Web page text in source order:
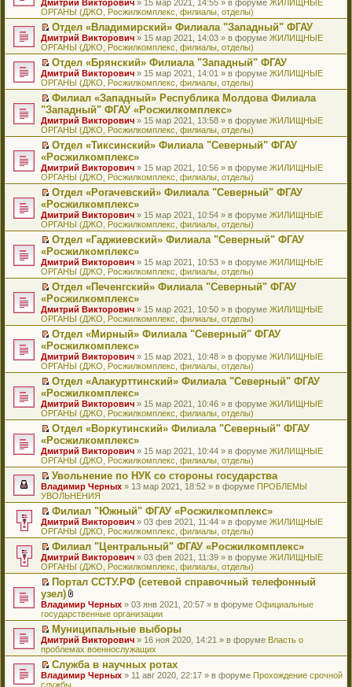
ю
б
щ
е
н
и
ю
м
у
с
о
о
б
щ
е
н
и
ю
т
а
н
н
о
м
у
с
о
о
б
щ
е
н
и
ю
п
р
о
ч
и
т
а
н
н
о
м
у
с
о
о
б
щ
е
н
и
ю
о
м
у
н
е
п
р
о
ч
и
т
а
н
н
о
м
у
с
о
о
б
щ
е
н
и
ю
к
п
е
р
в
о
м
у
н
е
п
р
о
ч
и
т
а
н
н
о
м
у
с
о
о
б
щ
е
н
и
ю
р
е
й
т
и
к
п
е
р
в
о
м
у
н
е
п
р
о
ч
и
т
а
н
н
о
м
у
с
о
о
б
щ
е
н
и
ю
Дмитрий Викторович » 15 мар 2021, 14:55 » в форуме ЖИЛИЩНЫЕ
ОРГАНЫ (ДЖО, Росжилкомплекс, филиалы, отделы)
П
е
р
е
й
т
и
к
п
е
р
в
о
м
у
н
е
п
р
о
ч
и
т
а
н
н
о
м
у
с
о
о
б
щ
е
н
и
ю
Отдел «Владимирский» Филиала "Западный" ФГАУ
Дмитрий Викторович » 15 мар 2021, 14:03 » в форуме ЖИЛИЩНЫЕ
ОРГАНЫ (ДЖО, Росжилкомплекс, филиалы, отделы)
П
е
р
е
й
т
и
к
п
е
р
в
о
м
у
н
е
п
р
о
ч
и
т
а
н
н
о
м
у
с
о
о
б
щ
е
н
и
ю
Отдел «Брянский» Филиала "Западный" ФГАУ
Дмитрий Викторович » 15 мар 2021, 14:01 » в форуме ЖИЛИЩНЫЕ
ОРГАНЫ (ДЖО, Росжилкомплекс, филиалы, отделы)
П
е
р
е
й
т
к
п
е
р
о
м
у
н
п
р
о
ч
т
а
н
н
м
у
с
о
б
щ
е
н
ю
Филиал «Западный» Республика Молдова Филиала
"Западный" ФГАУ «Росжилкомплекс»
Дмитрий Викторович » 15 мар 2021, 13:58 » в форуме ЖИЛИЩНЫЕ
ОРГАНЫ (ДЖО, Росжилкомплекс, филиалы, отделы)
П
р
е
й
т
к
п
е
р
о
м
у
н
п
р
о
ч
т
а
н
н
м
у
с
о
б
щ
е
н
и
ю
Отдел «Тиксинский» Филиала "Северный" ФГАУ
«Росжилкомплекс»
Дмитрий Викторович » 15 мар 2021, 10:56 » в форуме ЖИЛИЩНЫЕ
ОРГАНЫ (ДЖО, Росжилкомплекс, филиалы, отделы)
П
р
е
й
т
к
п
е
р
о
м
у
н
п
р
о
ч
т
а
н
н
м
у
с
о
о
б
щ
е
н
и
ю
Отдел «Рогачевский» Филиала "Северный" ФГАУ
«Росжилкомплекс»
Дмитрий Викторович » 15 мар 2021, 10:54 » в форуме ЖИЛИЩНЫЕ
ОРГАНЫ (ДЖО, Росжилкомплекс, филиалы, отделы)
П
р
е
й
т
к
п
е
р
о
м
у
н
п
р
о
ч
т
а
н
н
о
м
у
с
о
о
б
щ
е
н
и
ю
Отдел «Гаджиевский» Филиала "Северный" ФГАУ
«Росжилкомплекс»
Дмитрий Викторович » 15 мар 2021, 10:53 » в форуме ЖИЛИЩНЫЕ
ОРГАНЫ (ДЖО, Росжилкомплекс, филиалы, отделы)
П
р
е
й
т
к
п
е
р
о
м
у
н
п
р
о
ч
и
т
а
н
н
о
м
у
с
о
о
б
щ
е
н
и
ю
Отдел «Печенгский» Филиала "Северный" ФГАУ
«Росжилкомплекс»
Дмитрий Викторович » 15 мар 2021, 10:50 » в форуме ЖИЛИЩНЫЕ
ОРГАНЫ (ДЖО, Росжилкомплекс, филиалы, отделы)
П
р
е
й
т
к
п
е
р
о
м
у
н
е
п
р
о
ч
и
т
а
н
н
о
м
у
с
о
о
б
щ
е
н
и
Отдел «Мирный» Филиала "Северный" ФГАУ
«Росжилкомплекс»
Дмитрий Викторович » 15 мар 2021, 10:48 » в форуме ЖИЛИЩНЫЕ
ОРГАНЫ (ДЖО, Росжилкомплекс, филиалы, отделы)
П
р
е
й
т
к
п
е
р
в
о
м
у
н
е
п
р
о
ч
и
т
а
н
н
о
м
у
с
о
о
Отдел «Алакурттинский» Филиала "Северный" ФГАУ
«Росжилкомплекс»
Дмитрий Викторович » 15 мар 2021, 10:46 » в форуме ЖИЛИЩНЫЕ
ОРГАНЫ (ДЖО, Росжилкомплекс, филиалы, отделы)
П
р
е
й
т
и
к
п
е
р
в
о
м
у
н
е
п
р
о
ч
и
т
а
н
н
о
Отдел «Воркутинский» Филиала "Северный" ФГАУ
«Росжилкомплекс»
Дмитрий Викторович » 15 мар 2021, 10:44 » в форуме ЖИЛИЩНЫЕ
ОРГАНЫ (ДЖО, Росжилкомплекс, филиалы, отделы)
П
е
р
е
й
т
и
к
п
е
р
в
о
м
у
н
е
п
р
о
ч
и
Увольнение по НУК со стороны государства
Владимир Черных » 13 мар 2021, 18:52 » в форуме ПРОБЛЕМЫ
УВОЛЬНЕНИЯ
П
е
р
е
й
т
и
к
п
е
р
в
о
м
у
н
е
п
Филиал "Южный" ФГАУ «Росжилкомплекс»
Дмитрий Викторович » 03 фев 2021, 11:44 » в форуме ЖИЛИЩНЫЕ
ОРГАНЫ (ДЖО, Росжилкомплекс, филиалы, отделы)
П
е
р
й
т
и
к
п
е
р
в
о
м
Филиал "Центральный" ФГАУ «Росжилкомплекс»
Дмитрий Викторович » 03 фев 2021, 11:39 » в форуме ЖИЛИЩНЫЕ
ОРГАНЫ (ДЖО, Росжилкомплекс, филиалы, отделы)
П
е
р
е
й
т
и
к
п
е
р
Портал ССТУ.РФ (сетевой справочный телефонный
узел)
В
л
о
ж
е
н
и
я
Владимир Черных » 03 янв 2021, 20:57 » в форуме Официальные
государственные организации
П
е
р
е
й
т
Муниципальные выборы
Дмитрий Викторович » 16 ноя 2020, 14:21 » в форуме Власть о
проблемах военнослужащих
П
е
Служба в научных ротах
Владимир Черных » 11 авг 2020, 22:17 » в форуме Прохождение срочной
службы